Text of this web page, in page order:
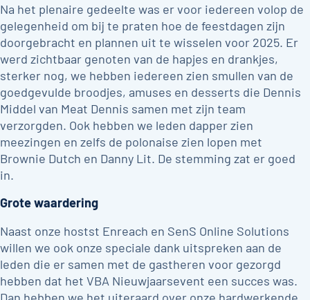
Na het plenaire gedeelte was er voor iedereen volop de
gelegenheid om bij te praten hoe de feestdagen zijn
doorgebracht en plannen uit te wisselen voor 2025. Er
werd zichtbaar genoten van de hapjes en drankjes,
sterker nog, we hebben iedereen zien smullen van de
goedgevulde broodjes, amuses en desserts die Dennis
Middel van Meat Dennis samen met zijn team
verzorgden. Ook hebben we leden dapper zien
meezingen en zelfs de polonaise zien lopen met
Brownie Dutch en Danny Lit. De stemming zat er goed
in.
Grote waardering
Naast onze hostst Enreach en SenS Online Solutions
willen we ook onze speciale dank uitspreken aan de
leden die er samen met de gastheren voor gezorgd
hebben dat het VBA Nieuwjaarsevent een succes was.